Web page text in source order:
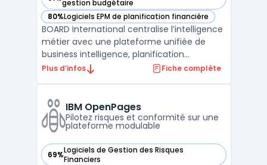
gestion budgétaire
80%Logiciels EPM de planification financière
— voir BOARD International dans cette catégorie
BOARD International centralise l’intelligence
métier avec une plateforme unifiée de
business intelligence, planification
d’entreprise et analytique prédictive. Les
limites avec certains outils, notamment en
matière de suivi ...
Plus d’infos Fiche complète
IBM OpenPages
Pilotez risques et conformité sur une
plateforme modulable
69%Logiciels de Gestion des Risques
Financiers
— voir IBM OpenPages dans cette catégorie